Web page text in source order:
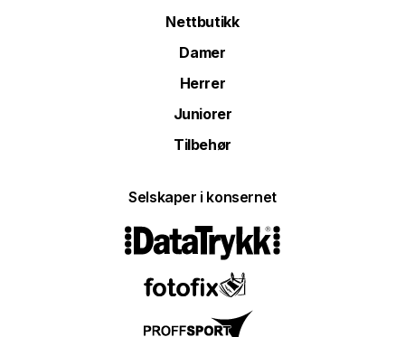
Nettbutikk
Damer
Herrer
Juniorer
Tilbehør
Selskaper i konsernet